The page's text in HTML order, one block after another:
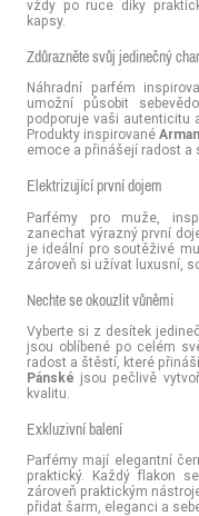
vždy po ruce díky
kapsy.
Zdůrazněte svůj jedinečný
Náhradní parfém
umožní působit
podporuje vaši autenticitu
Produkty inspirované
emoce a přinášejí radost a
Elektrizující první dojem
Parfémy pro muže,
zanechat výrazný první
je ideální pro soutěživé
zároveň si užívat luxusní,
Nechte se okouzlit vůněmi
Vyberte si z desítek
jsou oblíbené po celém
radost a štěstí, které
Pánské jsou pečlivě
kvalitu.
Exkluzivní balení
Parfémy mají elegantní
praktický. Každý flakon
zároveň praktickým
přidat šarm, eleganci a